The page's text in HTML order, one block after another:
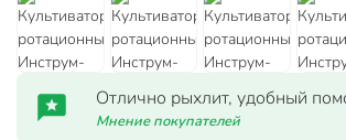
Отлично рыхлит, удобный
Мнение покупателей